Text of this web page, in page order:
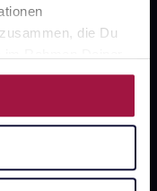
die Du
sofort abholbereit